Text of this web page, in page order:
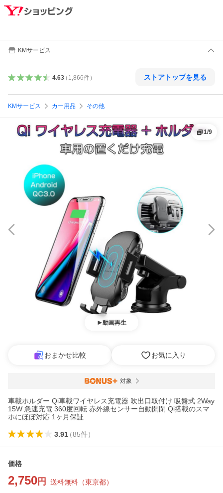
KMサービス
4.63（ 1,866件） ストアトップを見る
KMサービス カー用品 その他
動画再生
1/9
おまかせ比較 お気に入り
対象
車載ホルダー Qi車載ワイヤレス充電器 吹出口取付け 吸盤式 2Way
15W 急速充電 360度回転 赤外線センサー自動開閉 Qi搭載のスマ
ホにほぼ対応 1ヶ月保証
3.91（85件）
価格
2,750 円 送料無料 （東京都）